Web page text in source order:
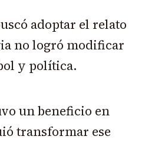
adoptar el relato
no logró modificar
y política.
un beneficio en
transformar ese